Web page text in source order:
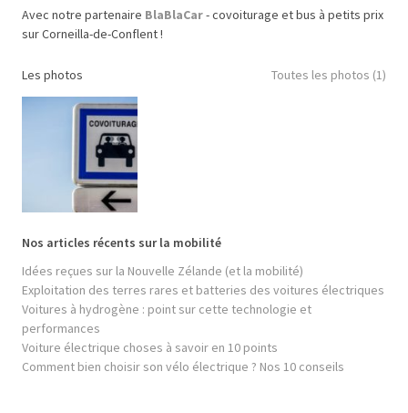
Avec notre partenaire BlaBlaCar- covoiturage et bus à petits prix
sur Corneilla-de-Conflent !
Les photos Toutes les photos (1)
Nos articles récents sur la mobilité
Idées reçues sur la Nouvelle Zélande (et la mobilité)
Exploitation des terres rares et batteries des voitures électriques
Voitures à hydrogène : point sur cette technologie et
performances
Voiture électrique choses à savoir en 10 points
Comment bien choisir son vélo électrique ? Nos 10 conseils